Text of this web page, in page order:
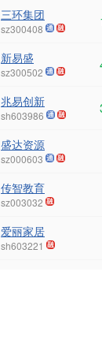
三环集团
sz300408
新易盛
sz300502
兆易创新
sh603986
盛达资源
sz000603
传智教育
sz003032
爱丽家居
sh603221